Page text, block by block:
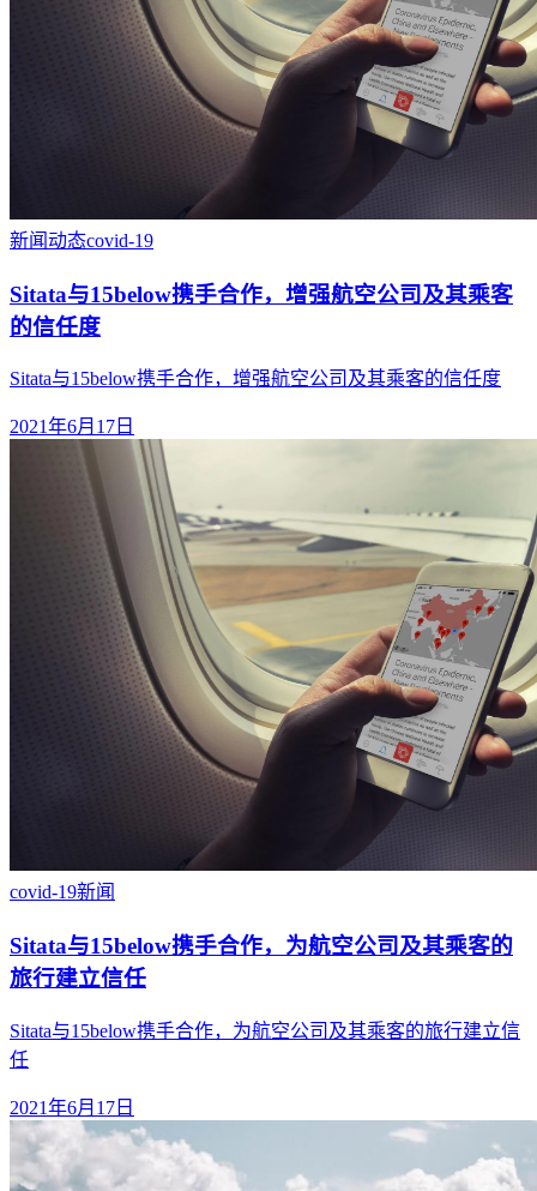
新闻动态covid-19
Sitata与15below携手合作，增强航空公司及其乘客
的信任度
Sitata与15below携手合作，增强航空公司及其乘客的信任度
2021年6月17日
covid-19新闻
Sitata与15below携手合作，为航空公司及其乘客的
旅行建立信任
Sitata与15below携手合作，为航空公司及其乘客的旅行建立信
任
2021年6月17日